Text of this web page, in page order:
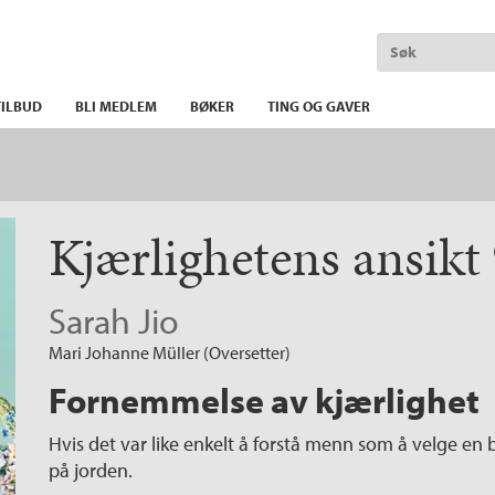
BLI MEDLEM BØKER TING OG GAVER
Kjærlighetens ansikt
Sarah Jio
Mari Johanne Müller (Oversetter)
Fornemmelse av kjærlighet
Hvis det var like enkelt å forstå menn som å velge
på jorden.